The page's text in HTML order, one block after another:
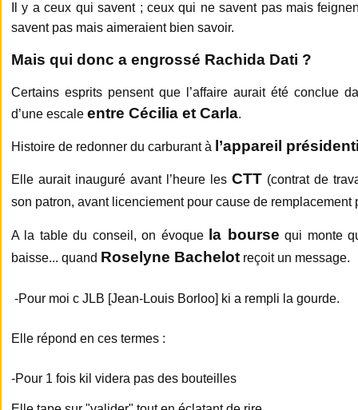
Il y a ceux qui savent ; ceux qui ne savent pas mais
savent pas mais aimeraient bien savoir.
Mais qui donc a engrossé Rachida Dati ?
Certains esprits pensent que l’affaire aurait été conclue
d’une escale entre Cécilia et Carla.
Histoire de redonner du carburant à l’appareil
Elle aurait inauguré avant l’heure les CTT (contrat de
son patron, avant licenciement pour cause de remplacement
A la table du conseil, on évoque la bourse qui monte
baisse... quand Roselyne Bachelot reçoit un message.
-Pour moi c JLB [Jean-Louis Borloo] ki a rempli la gourde.
Elle répond en ces termes :
-Pour 1 fois kil videra pas des bouteilles